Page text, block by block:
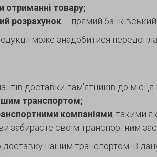
отриманні товару;
розрахунок – прямий банківський
може знадобитися
доставки пам’ятників до
транспортом;
компаніями, такими
забираєте своїм транспортним
нашим транспортом. В